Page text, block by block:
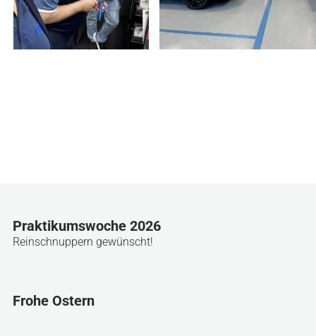
Praktikumswoche 2026
Reinschnuppern gewünscht!
Frohe Ostern